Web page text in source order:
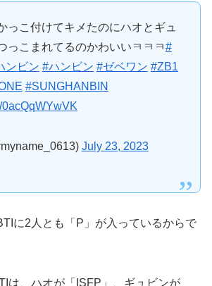
っこ付けてキメたのにハオとギュ
っこまれてるのかわいいㅋㅋㅋ#
ンビン #ハンビン #ゼベワン #ZB1
#SUNGHANBIN
July 23, 2023
に2人とも「P」が入っているからで
は、ハオが「ISFP」、ギュビンが